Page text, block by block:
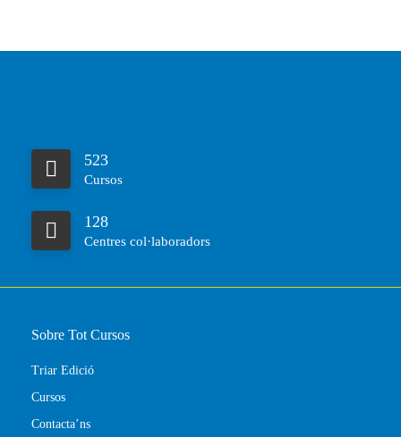
523
Cursos
128
Centres col·laboradors
Sobre Tot Cursos
Triar Edició
Cursos
Contacta’ns